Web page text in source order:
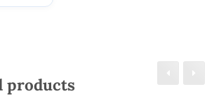
products